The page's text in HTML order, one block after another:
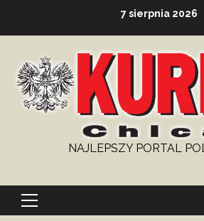
7 sierpnia 2026
NAJLEPSZY PORTAL
Primary